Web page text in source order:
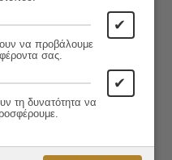
στην οποία η αγάπη έχει
επιλέγει το μπουρλέσκο».
μιας γυναίκας
✔
να προβάλουμε
σας.
✔
τη δυνατότητα να